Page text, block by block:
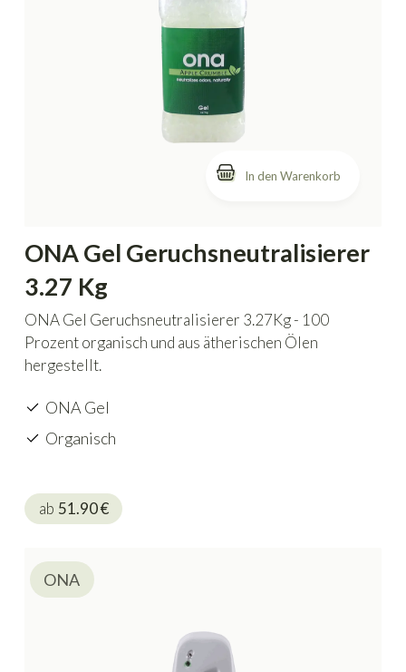
In den Warenkorb
ONA Gel Geruchsneutralisierer
3.27 Kg
ONA Gel Geruchsneutralisierer 3.27Kg - 100
Prozent organisch und aus ätherischen Ölen
hergestellt.
ONA Gel
Organisch
ab 51.90€
ONA